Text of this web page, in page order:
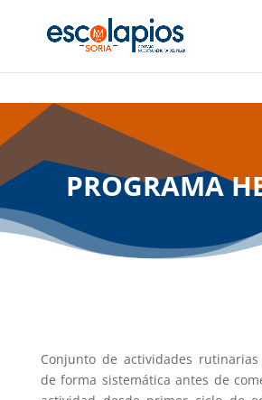
PROGRAMA
Conjunto de actividades
de forma sistemática antes de